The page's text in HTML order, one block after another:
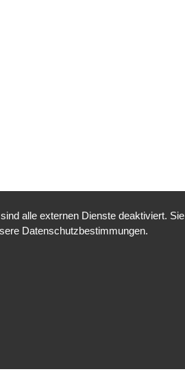
alle externen Dienste deaktiviert. Sie
Datenschutzbestimmungen.